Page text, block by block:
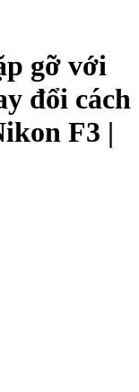
gỡ với
đổi cách
F3 |